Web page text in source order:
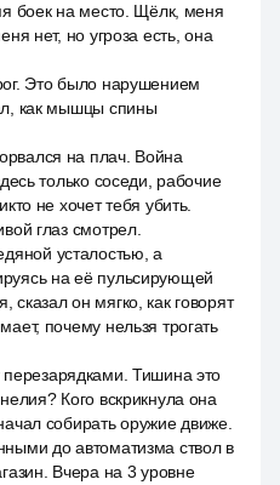
боек на место. Щёлк, меня
нет, но угроза есть, она
Это было нарушением
как мышцы спины
на плач. Война
только соседи, рабочие
не хочет тебя убить.
глаз смотрел.
усталостью, а
на её пульсирующей
он мягко, как говорят
почему нельзя трогать
Тишина это
Кого вскрикнула она
собирать оружие движе.
до автоматизма ствол в
Вчера на 3 уровне